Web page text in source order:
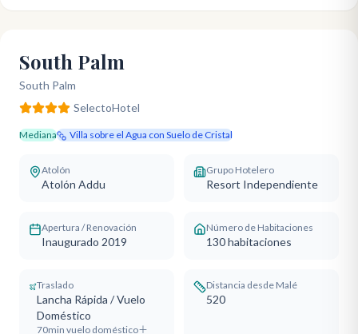
South Palm
South Palm
SelectoHotel
Mediana Villa sobre el Agua con Suelo de Cristal
Atolón
Atolón Addu
Grupo Hotelero
Resort Independiente
Apertura / Renovación
Inaugurado 2019
Número de Habitaciones
130habitaciones
Traslado
Lancha Rápida / Vuelo
Doméstico
70min vuelo doméstico＋
Distancia desde Malé
520